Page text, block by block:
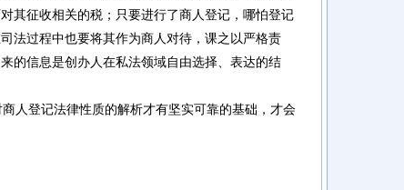
其征收相关的税；只要进行了商人登记，哪怕登记
法过程中也要将其作为商人对待，课之以严格责
的信息是创办人在私法领域自由选择、表达的结
人登记法律性质的解析才有坚实可靠的基础，才会